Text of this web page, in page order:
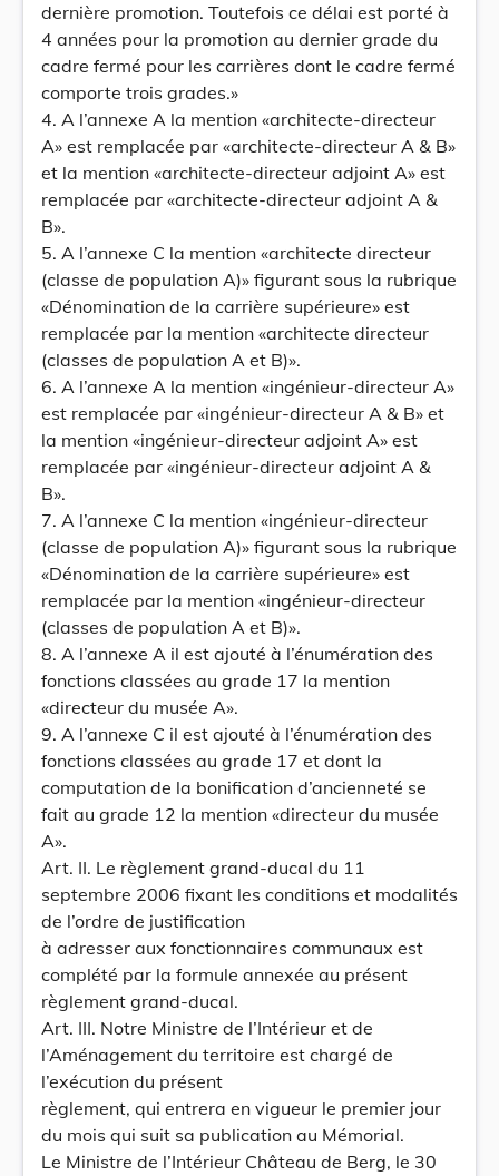
dernière promotion. Toutefois ce délai est porté à
4 années pour la promotion au dernier grade du
cadre fermé pour les carrières dont le cadre fermé
comporte trois grades.»
4. A l’annexe A la mention «architecte-directeur
A» est remplacée par «architecte-directeur A & B»
et la mention «architecte-directeur adjoint A» est
remplacée par «architecte-directeur adjoint A &
B».
5. A l’annexe C la mention «architecte directeur
(classe de population A)» figurant sous la rubrique
«Dénomination de la carrière supérieure» est
remplacée par la mention «architecte directeur
(classes de population A et B)».
6. A l’annexe A la mention «ingénieur-directeur A»
est remplacée par «ingénieur-directeur A & B» et
la mention «ingénieur-directeur adjoint A» est
remplacée par «ingénieur-directeur adjoint A &
B».
7. A l’annexe C la mention «ingénieur-directeur
(classe de population A)» figurant sous la rubrique
«Dénomination de la carrière supérieure» est
remplacée par la mention «ingénieur-directeur
(classes de population A et B)».
8. A l’annexe A il est ajouté à l’énumération des
fonctions classées au grade 17 la mention
«directeur du musée A».
9. A l’annexe C il est ajouté à l’énumération des
fonctions classées au grade 17 et dont la
computation de la bonification d’ancienneté se
fait au grade 12 la mention «directeur du musée
A».
Art. II. Le règlement grand-ducal du 11
septembre 2006 fixant les conditions et modalités
de l’ordre de justification
à adresser aux fonctionnaires communaux est
complété par la formule annexée au présent
règlement grand-ducal.
Art. III. Notre Ministre de l’Intérieur et de
l’Aménagement du territoire est chargé de
l’exécution du présent
règlement, qui entrera en vigueur le premier jour
du mois qui suit sa publication au Mémorial.
Le Ministre de l’Intérieur Château de Berg, le 30